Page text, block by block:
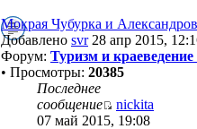
Мокрая Чубурка и
Добавлено svr28 апр 2015,
Форум: Туризм и
• Просмотры: 20385
Последнее
сообщение
nickita
07 май 2015, 19:08